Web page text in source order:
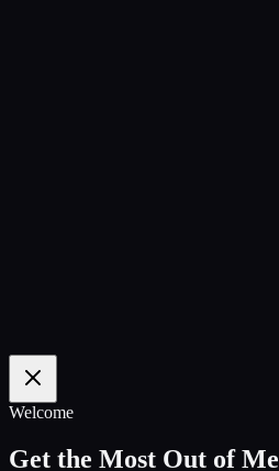
100 %
Welcome
Get the Most Out of